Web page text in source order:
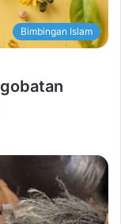
Bimbingan Islam